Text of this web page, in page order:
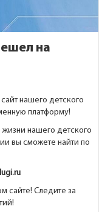
на
нашего детского
платформу!
нашего детского
вы сможете найти по
сайте! Следите за